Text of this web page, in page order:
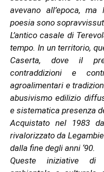
avevano all’epoca,
poesia sono
L’antico casale di
tempo. In un territorio,
Caserta, dove il
contraddizioni e
agroalimentari e
abusivismo edilizio
e sistematica presenza
Acquistato nel 1983
rivalorizzato da
dalla fine degli anni ‘90.
Queste iniziative di